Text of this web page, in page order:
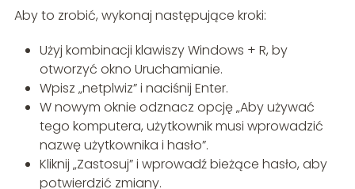
Aby to zrobić, wykonaj następujące kroki:
Użyj kombinacji klawiszy Windows + R, by
otworzyć okno Uruchamianie.
Wpisz „netplwiz” i naciśnij Enter.
W nowym oknie odznacz opcję „Aby używać
tego komputera, użytkownik musi wprowadzić
nazwę użytkownika i hasło”.
Kliknij „Zastosuj” i wprowadź bieżące hasło, aby
potwierdzić zmiany.